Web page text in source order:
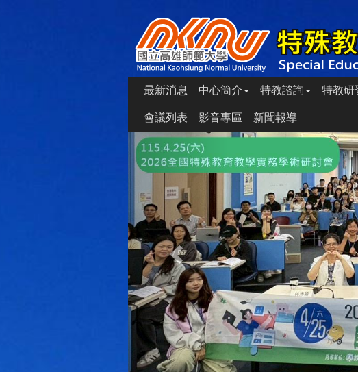
最新消息 中心簡介 特教諮詢 特教研
會議列表 影音專區 新聞報導
Previous